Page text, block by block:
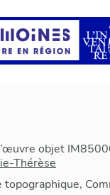
objet
Thérèse
topographique,